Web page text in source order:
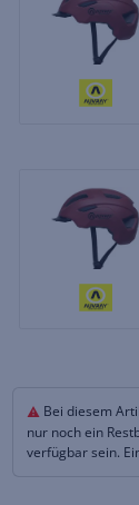
Bei diesem
nur noch ein
verfügbar sein.